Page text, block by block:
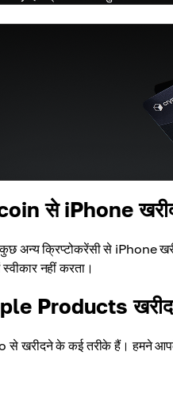
से iPhone
क्रिप्टोकरेंसी से iPhone
नहीं करता।
Products
खरीदने के कई तरीके हैं। हमने